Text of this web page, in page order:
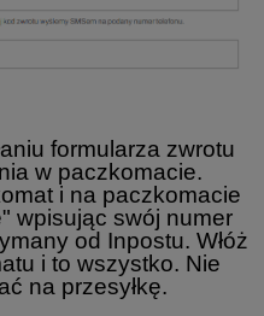
formularza zwrotu
w paczkomacie.
i na paczkomacie
wpisując swój numer
od Inpostu. Włóż
i to wszystko. Nie
na przesyłkę.